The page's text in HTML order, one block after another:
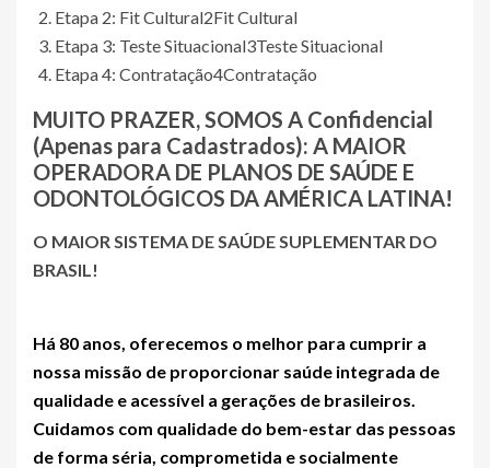
Etapa 2: Fit Cultural2Fit Cultural
Etapa 3: Teste Situacional3Teste Situacional
Etapa 4: Contratação4Contratação
MUITO PRAZER, SOMOS A Confidencial
(Apenas para Cadastrados): A MAIOR
OPERADORA DE PLANOS DE SAÚDE E
ODONTOLÓGICOS DA AMÉRICA LATINA!
O MAIOR SISTEMA DE SAÚDE SUPLEMENTAR DO
BRASIL!
Há 80 anos, oferecemos o melhor para cumprir a
nossa missão de proporcionar saúde integrada de
qualidade e acessível a gerações de brasileiros.
Cuidamos com qualidade do bem-estar das pessoas
de forma séria, comprometida e socialmente